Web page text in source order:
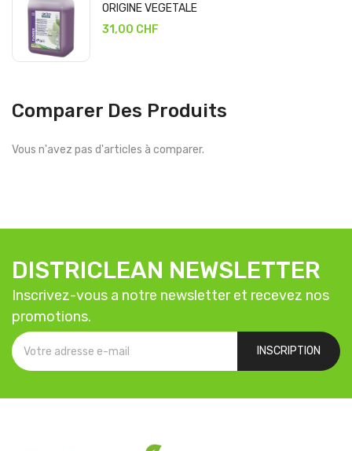
ORIGINE VEGETALE
31,00 CHF
Comparer Des Produits
Vous n'avez pas d'articles à comparer.
DISTRICLEAN NEWSLETTER
Inscrivez-vous a notre newsletter et recevez nos
promotions.
INSCRIPTION